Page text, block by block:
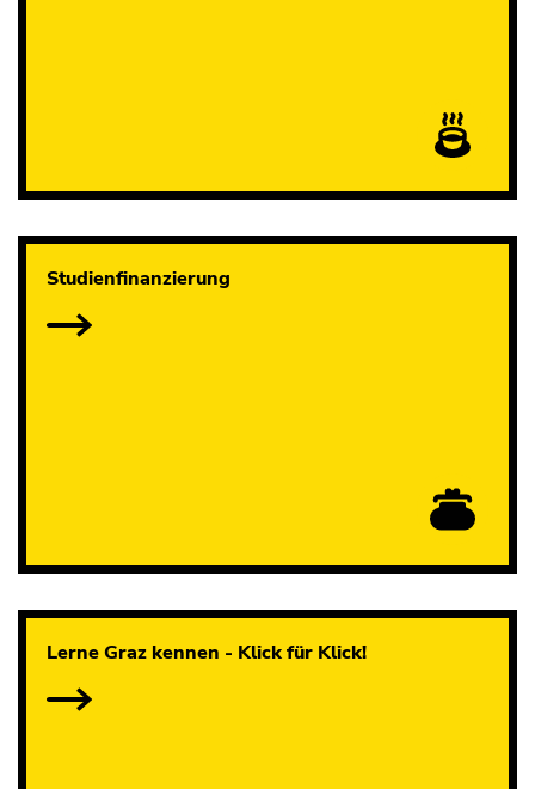
Studienfinanzierung
Lerne Graz kennen - Klick für Klick!